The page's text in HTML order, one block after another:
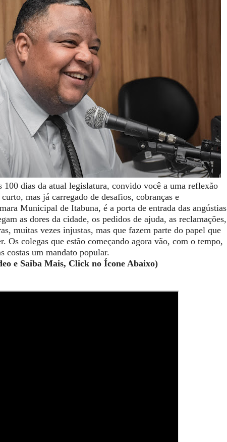
dias da atual legislatura, convido você a uma reflexão
mas já carregado de desafios, cobranças e
Municipal de Itabuna, é a porta de entrada das angústias
as dores da cidade, os pedidos de ajuda, as reclamações,
muitas vezes injustas, mas que fazem parte do papel que
Os colegas que estão começando agora vão, com o tempo,
costas um mandato popular.
e Saiba Mais, Click no Ícone Abaixo)